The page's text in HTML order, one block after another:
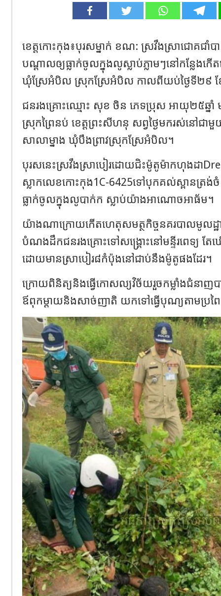
ខេត្តកោះកុង៖បុរសម្នាក់ ខណ: ស្រវឹងស្រាជោគជាំ
បណ្តាលឲ្យធ្លាក់ចូលក្នុងលូស្លាប់ភ្លាមៗនៅកន្លែង
ឃុំស្រែអំបិល ស្រុកស្រែអំបិល កាលពីយប់ថ្ងៃទី២៩ ខ
ជនរងគ្រោះឈ្មោះ សុខ ចិន ភេទប្រុស អាយុ២៥ឆ្
ស្រុកព្រៃនប់ ខេត្តព្រះសីហនុ សព្វថ្ងៃមករស់នៅជ
សាលាម្នាង ឃុំបឹងព្រាវស្រុកស្រែអំបិល។
បុរសនេះស្រវឹងស្រាបៀរដោយជិះម៉ូតូម៉ាកហុងដា
ស្លាកលេខកោះកុង1C-6425ទៅបុកគល់ស្ពានត្រ
ធ្លាក់ចូលក្នុងលូបាក់ក ស្លាប់យ៉ាងអាណោចអាធ័ម។
យ៉ាងណាក្រោយកើតហេតុសមត្ថកិច្ចនគរបាលមូលដ្ឋ
បំណងដឹកជនរងគ្រោះទៅសង្រ្គោះនៅមន្ទីរពេទ្យ
ដោយមានស្រាបៀរ៨កំប៉ុងនៅជាប់នឹងម៉ូតូផងដែរ។
ក្រោយពិនិត្យនិងធ្វើកោសល្យវិច័យរួចកម្លាំងជំនា
ឪពុកម្តាយនិងសាច់ញាតិ យកទៅធ្វើបុណ្យតាមប្រ